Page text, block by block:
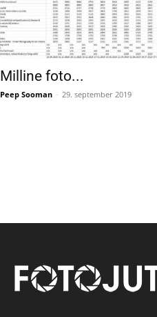
Milline foto...
Peep Sooman - 29. september 2019